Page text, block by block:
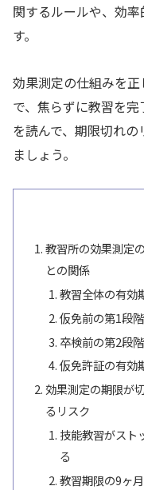
関するルールや、効
す。
効果測定の仕組みを
で、焦らずに教習を
を読んで、期限切れ
ましょう。
教習所の効果測定
との関係
教習全体の有効
仮免前の第1段
卒検前の第2段
仮免許証の有効
効果測定の期限が
るリスク
技能教習がスト
る
教習期限の9ヶ